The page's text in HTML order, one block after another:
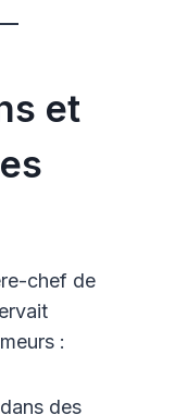
et
chef de
:
des